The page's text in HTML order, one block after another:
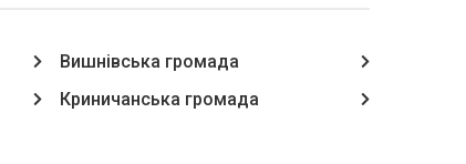
Вишнівська громада
Криничанська громада